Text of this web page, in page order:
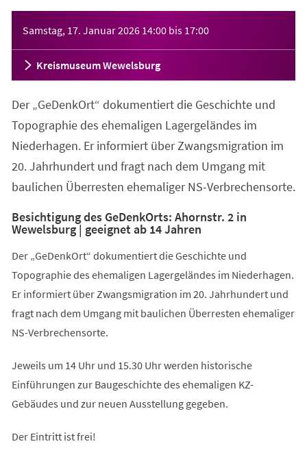
Samstag, 17. Januar 2026 14:00 bis 17:00
Kreismuseum Wewelsburg
Der „GeDenkOrt“ dokumentiert die Geschichte und
Topographie des ehemaligen Lagergeländes im
Niederhagen. Er informiert über Zwangsmigration im
20. Jahrhundert und fragt nach dem Umgang mit
baulichen Überresten ehemaliger NS-Verbrechensorte.
Besichtigung des GeDenkOrts: Ahornstr. 2 in
Wewelsburg | geeignet ab 14 Jahren
Der „GeDenkOrt“ dokumentiert die Geschichte und
Topographie des ehemaligen Lagergeländes im Niederhagen.
Er informiert über Zwangsmigration im 20. Jahrhundert und
fragt nach dem Umgang mit baulichen Überresten ehemaliger
NS-Verbrechensorte.
Jeweils um 14 Uhr und 15.30 Uhr werden historische
Einführungen zur Baugeschichte des ehemaligen KZ-
Gebäudes und zur neuen Ausstellung gegeben.
Der Eintritt ist frei!